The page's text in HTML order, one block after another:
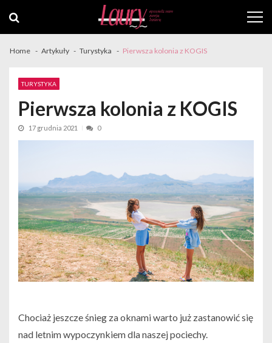
navigation
content
Home Artykuły Turystyka Pierwsza kolonia z KOGIS
TURYSTYKA
Pierwsza kolonia z KOGIS
17 grudnia 2021 0
Chociaż jeszcze śnieg za oknami warto już zastanowić się
nad letnim wypoczynkiem dla naszej pociechy.